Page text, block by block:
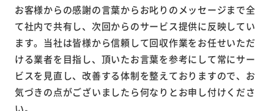
お客様からの感謝の言葉からお叱りのメッセージまで全
て社内で共有し、次回からのサービス提供に反映してい
ます。当社は皆様から信頼して回収作業をお任せいただ
ける業者を目指し、頂いたお言葉を参考にして常にサー
ビスを見直し、改善する体制を整えておりますので、お
気づきの点がございましたら何なりとお申し付けくださ
い。